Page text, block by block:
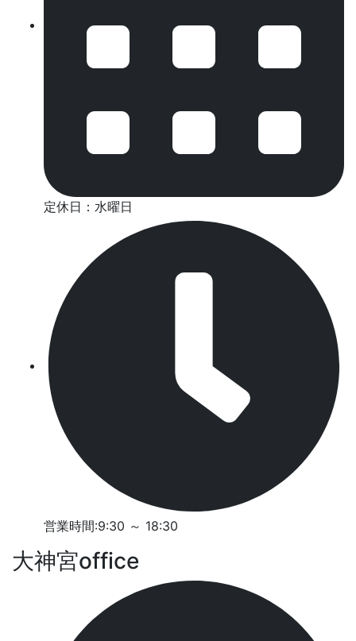
定休日：水曜日
営業時間:9:30 ～ 18:30
大神宮office